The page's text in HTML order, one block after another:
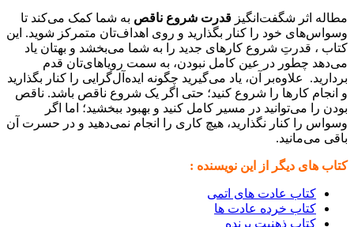
مطاله اثر شگفت‌انگیز قدرت شروع ناقص به شما کمک می‌کند تا
وسواس‌های خود را کنار بگذارید و روی اهداف‌تان متمرکز شوید. این
کتاب ، قدرتِ شروع کارهای جدید را به شما می‌بخشد و بهتان یاد
می‌دهد چطور در عین کامل نبودن، به سمت رویاهای‌تان قدم
بردارید. علاوه‌بر آن، یاد می‌گیرید چگونه ایده‌آل‌گرایی را کنار بگذارید
و انجام کارها را شروع کنید؛ حتی اگر یک شروع ناقص باشد. ناقص
بودن را می‌توانید در مسیر کامل کنید و بهبود ببخشید؛ اما اگر
وسواس را کنار نگذارید، هیچ کاری را انجام نمی‌دهید و در حسرت آن
باقی می‌مانید.
کتاب های دیگر از این نویسنده :
کتاب عادت های اتمی
کتاب خرده عادت ها
کتاب ذهنیت برنده